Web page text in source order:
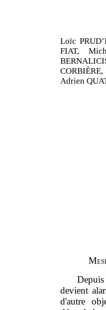
Loïc
FIAT,
CORBIÈRE,
Adrien
M
devient
d'autre